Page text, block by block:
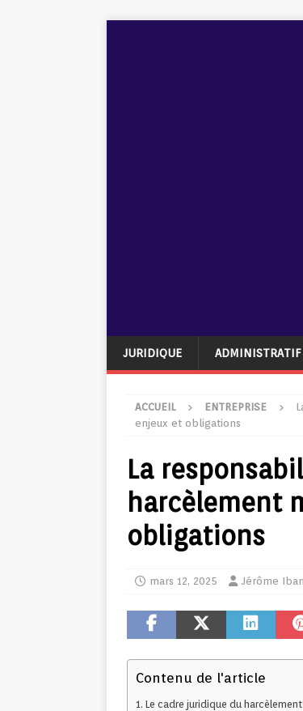
JURIDIQUE ADMINISTRATIF
ACCUEIL ENTREPRISE
enjeux et obligations
La
harcèlement
obligations
mars 12, 2025 Jérôme
Contenu de l'article
Le cadre juridique du